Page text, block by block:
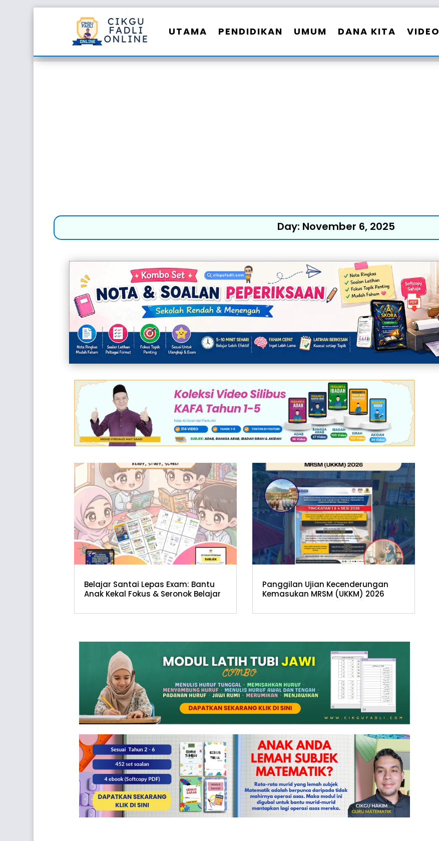
UTAMA PENDIDIKAN UMUM DANA KITA VIDEO
Day: November 6, 2025
Belajar Santai Lepas Exam: Bantu
Anak Kekal Fokus & Seronok Belajar
Panggilan Ujian Kecenderungan
Kemasukan MRSM (UKKM) 2026